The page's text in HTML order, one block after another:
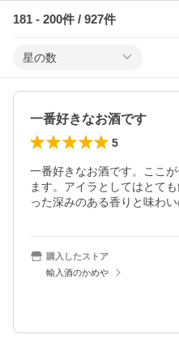
181 - 200件 / 927件
星の数
一番好きなお酒です
5
一番好きなお酒です。ここ
ます。アイラとしてはとて
った深みのある香りと味わい
購入したストア
輸入酒のかめや